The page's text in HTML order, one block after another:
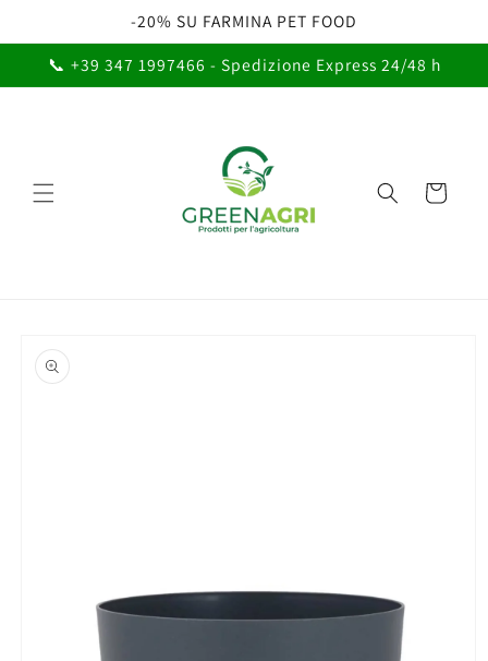
ai contenuti
-20% SU FARMINA PET FOOD
📞 +39 347 1997466 - Spedizione Express 24/48 h
Carrello
informazioni
sul prodotto